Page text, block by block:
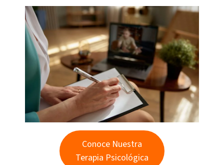
Conoce Nuestra
Terapia Psicológica